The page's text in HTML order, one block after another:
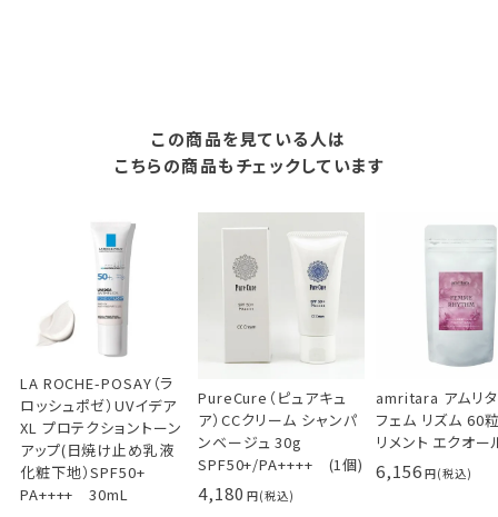
この商品を見ている人は
こちらの商品もチェックしています
LA ROCHE-POSAY（ラ
ロッシュポゼ）UVイデア
XL プロテクショントーン
アップ(日焼け止め乳液
化粧下地）SPF50+
PA++++ 30mL
PureCure（ピュアキュ
ア）CCクリーム シャンパ
ンベージュ 30g
SPF50+/PA++++ (1個)
4,180
amritara アムリ
フェム リズム 60
リメント エクオー
6,156